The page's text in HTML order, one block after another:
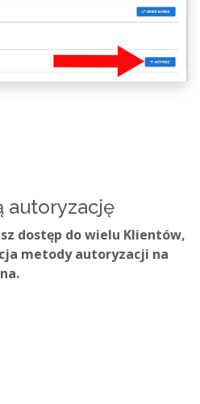
autoryzację
dostęp do wielu Klientów,
metody autoryzacji na